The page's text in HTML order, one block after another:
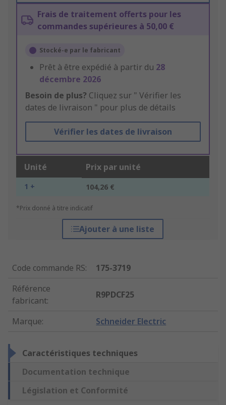
Frais de traitement offerts pour les
commandes supérieures à 50,00 €
Stocké-e par le fabricant
Prêt à être expédié à partir du 28
décembre 2026
Besoin de plus? Cliquez sur " Vérifier les
dates de livraison " pour plus de détails
Vérifier les dates de livraison
Unité Prix par unité
1 + 104,26 €
*Prix donné à titre indicatif
Ajouter à une liste
Code commande RS:
175-3719
Référence
fabricant:
R9PDCF25
Marque: Schneider Electric
Caractéristiques techniques
Documentation technique
Législation et Conformité